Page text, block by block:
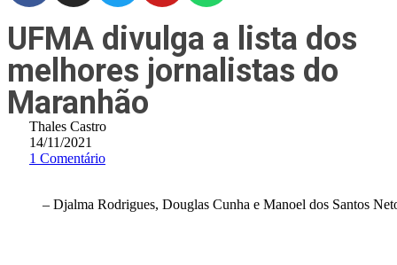
UFMA divulga a lista dos
melhores jornalistas do
Maranhão
Thales Castro
14/11/2021
1 Comentário
– Djalma Rodrigues, Douglas Cunha e Manoel dos Santos